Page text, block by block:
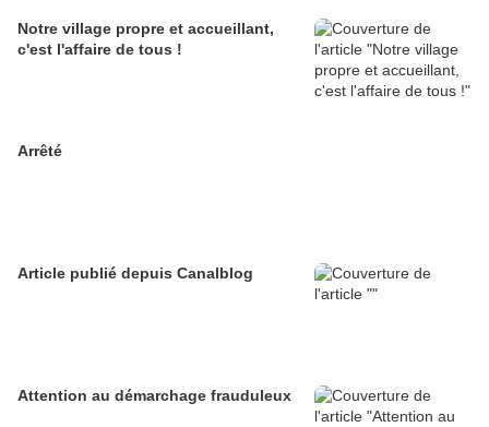
Notre village propre et accueillant,
c'est l'affaire de tous !
Arrêté
Article publié depuis Canalblog
Attention au démarchage frauduleux